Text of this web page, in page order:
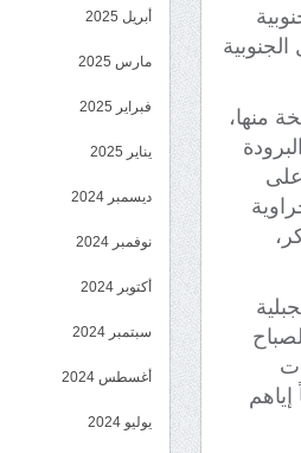
منها،
على
أبريل 2025
مارس 2025
فبراير 2025
يناير 2025
ديسمبر 2024
نوفمبر 2024
أكتوبر 2024
سبتمبر 2024
أغسطس 2024
يوليو 2024